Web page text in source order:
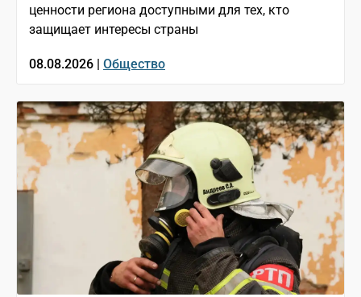
ценности региона доступными для тех, кто
защищает интересы страны
08.08.2026 | Общество